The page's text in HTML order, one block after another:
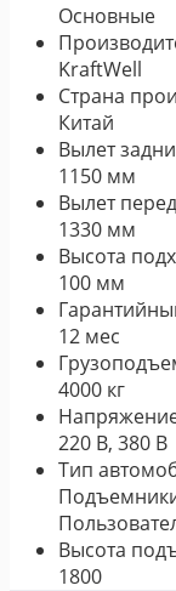
Основные
KraftWell
Страна
Китай
Вылет
1150 мм
Вылет
1330 мм
Высота
100 мм
12 мес
4000 кг
220 В, 380 В
Тип
Высота
1800